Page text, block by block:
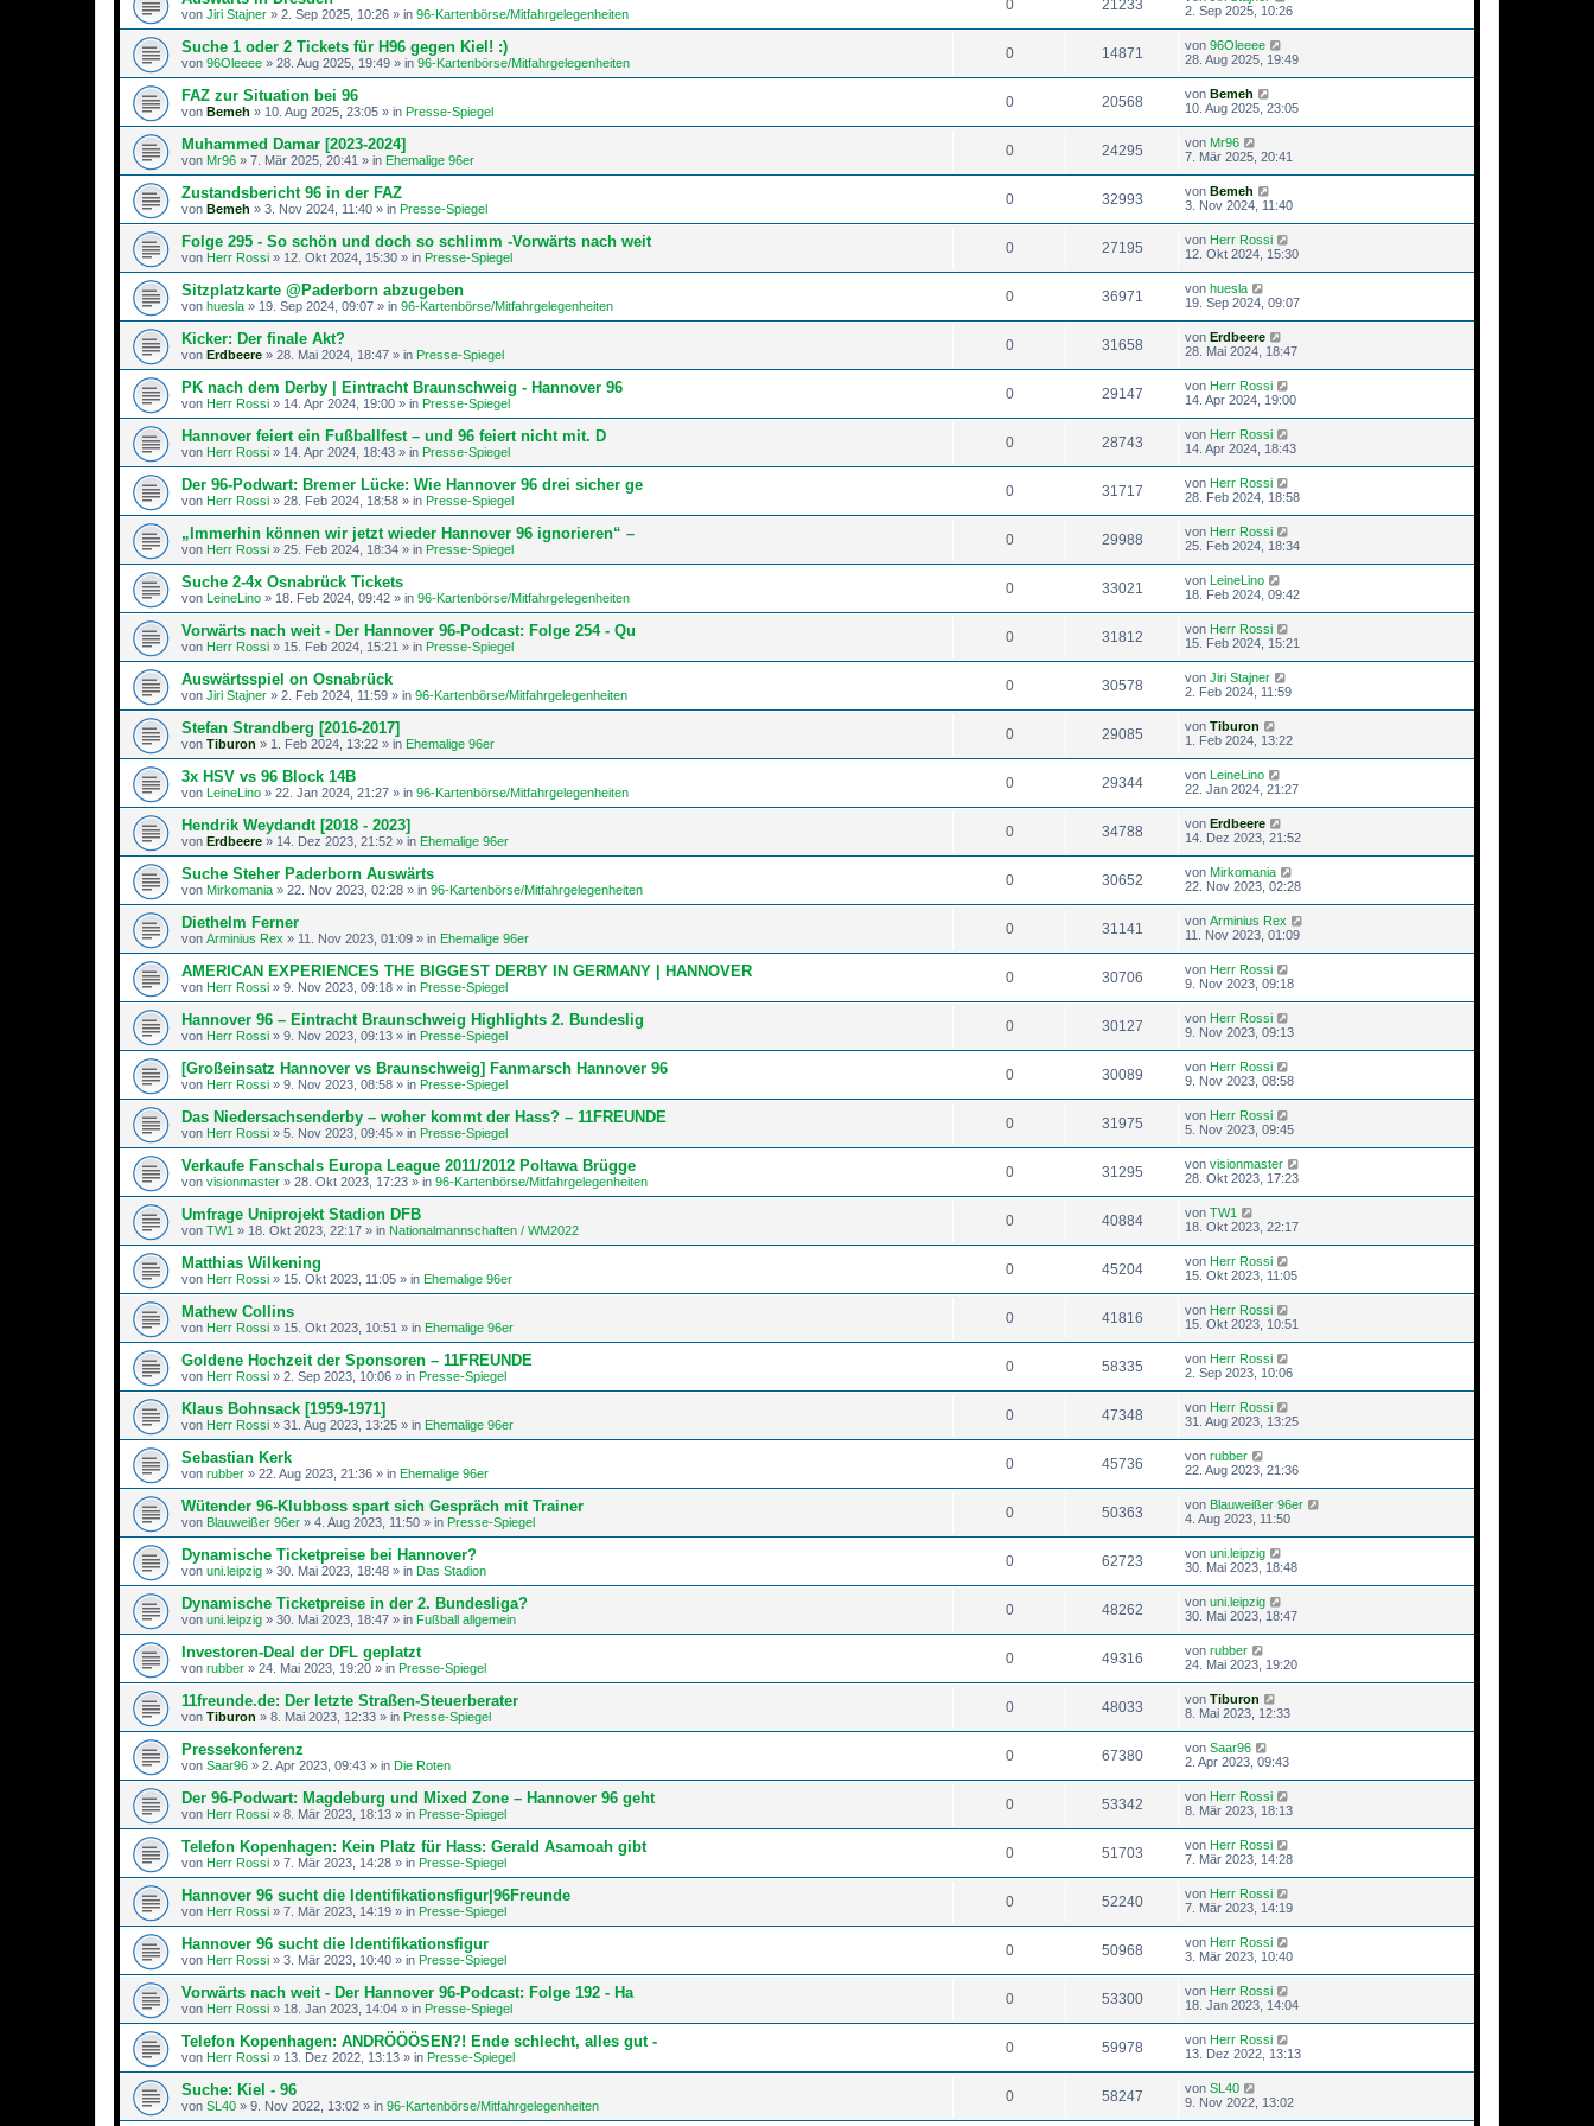
von Jiri Stajner » 2. Sep 2025, 10:26 » in 96-Kartenbörse/Mitfahrgelegenheiten
0 21233
2. Sep 2025, 10:26
Suche 1 oder 2 Tickets für H96 gegen Kiel! :)
von 96Oleeee » 28. Aug 2025, 19:49 » in 96-Kartenbörse/Mitfahrgelegenheiten
0 14871 von 96Oleeee
28. Aug 2025, 19:49
FAZ zur Situation bei 96
von Bemeh » 10. Aug 2025, 23:05 » in Presse-Spiegel
0 20568 von Bemeh
10. Aug 2025, 23:05
Muhammed Damar [2023-2024]
von Mr96 » 7. Mär 2025, 20:41 » in Ehemalige 96er
0 24295 von Mr96
7. Mär 2025, 20:41
Zustandsbericht 96 in der FAZ
von Bemeh » 3. Nov 2024, 11:40 » in Presse-Spiegel
0 32993 von Bemeh
3. Nov 2024, 11:40
Folge 295 - So schön und doch so schlimm -Vorwärts nach weit
von Herr Rossi » 12. Okt 2024, 15:30 » in Presse-Spiegel
0 27195 von Herr Rossi
12. Okt 2024, 15:30
Sitzplatzkarte @Paderborn abzugeben
von huesla » 19. Sep 2024, 09:07 » in 96-Kartenbörse/Mitfahrgelegenheiten
0 36971 von huesla
19. Sep 2024, 09:07
Kicker: Der finale Akt?
von Erdbeere » 28. Mai 2024, 18:47 » in Presse-Spiegel
0 31658 von Erdbeere
28. Mai 2024, 18:47
PK nach dem Derby | Eintracht Braunschweig - Hannover 96
von Herr Rossi » 14. Apr 2024, 19:00 » in Presse-Spiegel
0 29147 von Herr Rossi
14. Apr 2024, 19:00
Hannover feiert ein Fußballfest – und 96 feiert nicht mit. D
von Herr Rossi » 14. Apr 2024, 18:43 » in Presse-Spiegel
0 28743 von Herr Rossi
14. Apr 2024, 18:43
Der 96-Podwart: Bremer Lücke: Wie Hannover 96 drei sicher ge
von Herr Rossi » 28. Feb 2024, 18:58 » in Presse-Spiegel
0 31717 von Herr Rossi
28. Feb 2024, 18:58
„Immerhin können wir jetzt wieder Hannover 96 ignorieren“ –
von Herr Rossi » 25. Feb 2024, 18:34 » in Presse-Spiegel
0 29988 von Herr Rossi
25. Feb 2024, 18:34
Suche 2-4x Osnabrück Tickets
von LeineLino » 18. Feb 2024, 09:42 » in 96-Kartenbörse/Mitfahrgelegenheiten
0 33021 von LeineLino
18. Feb 2024, 09:42
Vorwärts nach weit - Der Hannover 96-Podcast: Folge 254 - Qu
von Herr Rossi » 15. Feb 2024, 15:21 » in Presse-Spiegel
0 31812 von Herr Rossi
15. Feb 2024, 15:21
Auswärtsspiel on Osnabrück
von Jiri Stajner » 2. Feb 2024, 11:59 » in 96-Kartenbörse/Mitfahrgelegenheiten
0 30578 von Jiri Stajner
2. Feb 2024, 11:59
Stefan Strandberg [2016-2017]
von Tiburon » 1. Feb 2024, 13:22 » in Ehemalige 96er
0 29085 von Tiburon
1. Feb 2024, 13:22
3x HSV vs 96 Block 14B
von LeineLino » 22. Jan 2024, 21:27 » in 96-Kartenbörse/Mitfahrgelegenheiten
0 29344 von LeineLino
22. Jan 2024, 21:27
Hendrik Weydandt [2018 - 2023]
von Erdbeere » 14. Dez 2023, 21:52 » in Ehemalige 96er
0 34788 von Erdbeere
14. Dez 2023, 21:52
Suche Steher Paderborn Auswärts
von Mirkomania » 22. Nov 2023, 02:28 » in 96-Kartenbörse/Mitfahrgelegenheiten
0 30652 von Mirkomania
22. Nov 2023, 02:28
Diethelm Ferner
von Arminius Rex » 11. Nov 2023, 01:09 » in Ehemalige 96er
0 31141 von Arminius Rex
11. Nov 2023, 01:09
AMERICAN EXPERIENCES THE BIGGEST DERBY IN GERMANY | HANNOVER
von Herr Rossi » 9. Nov 2023, 09:18 » in Presse-Spiegel
0 30706 von Herr Rossi
9. Nov 2023, 09:18
Hannover 96 – Eintracht Braunschweig Highlights 2. Bundeslig
von Herr Rossi » 9. Nov 2023, 09:13 » in Presse-Spiegel
0 30127 von Herr Rossi
9. Nov 2023, 09:13
[Großeinsatz Hannover vs Braunschweig] Fanmarsch Hannover 96
von Herr Rossi » 9. Nov 2023, 08:58 » in Presse-Spiegel
0 30089 von Herr Rossi
9. Nov 2023, 08:58
Das Niedersachsenderby – woher kommt der Hass? – 11FREUNDE
von Herr Rossi » 5. Nov 2023, 09:45 » in Presse-Spiegel
0 31975 von Herr Rossi
5. Nov 2023, 09:45
Verkaufe Fanschals Europa League 2011/2012 Poltawa Brügge
von visionmaster » 28. Okt 2023, 17:23 » in 96-Kartenbörse/Mitfahrgelegenheiten
0 31295 von visionmaster
28. Okt 2023, 17:23
Umfrage Uniprojekt Stadion DFB
von TW1 » 18. Okt 2023, 22:17 » in Nationalmannschaften / WM2022
0 40884 von TW1
18. Okt 2023, 22:17
Matthias Wilkening
von Herr Rossi » 15. Okt 2023, 11:05 » in Ehemalige 96er
0 45204 von Herr Rossi
15. Okt 2023, 11:05
Mathew Collins
von Herr Rossi » 15. Okt 2023, 10:51 » in Ehemalige 96er
0 41816 von Herr Rossi
15. Okt 2023, 10:51
Goldene Hochzeit der Sponsoren – 11FREUNDE
von Herr Rossi » 2. Sep 2023, 10:06 » in Presse-Spiegel
0 58335 von Herr Rossi
2. Sep 2023, 10:06
Klaus Bohnsack [1959-1971]
von Herr Rossi » 31. Aug 2023, 13:25 » in Ehemalige 96er
0 47348 von Herr Rossi
31. Aug 2023, 13:25
Sebastian Kerk
von rubber » 22. Aug 2023, 21:36 » in Ehemalige 96er
0 45736 von rubber
22. Aug 2023, 21:36
Wütender 96-Klubboss spart sich Gespräch mit Trainer
von Blauweißer 96er » 4. Aug 2023, 11:50 » in Presse-Spiegel
0 50363 von Blauweißer 96er
4. Aug 2023, 11:50
Dynamische Ticketpreise bei Hannover?
von uni.leipzig » 30. Mai 2023, 18:48 » in Das Stadion
0 62723 von uni.leipzig
30. Mai 2023, 18:48
Dynamische Ticketpreise in der 2. Bundesliga?
von uni.leipzig » 30. Mai 2023, 18:47 » in Fußball allgemein
0 48262 von uni.leipzig
30. Mai 2023, 18:47
Investoren-Deal der DFL geplatzt
von rubber » 24. Mai 2023, 19:20 » in Presse-Spiegel
0 49316 von rubber
24. Mai 2023, 19:20
11freunde.de: Der letzte Straßen-Steu­er­be­rater
von Tiburon » 8. Mai 2023, 12:33 » in Presse-Spiegel
0 48033 von Tiburon
8. Mai 2023, 12:33
Pressekonferenz
von Saar96 » 2. Apr 2023, 09:43 » in Die Roten
0 67380 von Saar96
2. Apr 2023, 09:43
Der 96-Podwart: Magdeburg und Mixed Zone – Hannover 96 geht
von Herr Rossi » 8. Mär 2023, 18:13 » in Presse-Spiegel
0 53342 von Herr Rossi
8. Mär 2023, 18:13
Telefon Kopenhagen: Kein Platz für Hass: Gerald Asamoah gibt
von Herr Rossi » 7. Mär 2023, 14:28 » in Presse-Spiegel
0 51703 von Herr Rossi
7. Mär 2023, 14:28
Hannover 96 sucht die Identifikationsfigur|96Freunde
von Herr Rossi » 7. Mär 2023, 14:19 » in Presse-Spiegel
0 52240 von Herr Rossi
7. Mär 2023, 14:19
Hannover 96 sucht die Identifikationsfigur
von Herr Rossi » 3. Mär 2023, 10:40 » in Presse-Spiegel
0 50968 von Herr Rossi
3. Mär 2023, 10:40
Vorwärts nach weit - Der Hannover 96-Podcast: Folge 192 - Ha
von Herr Rossi » 18. Jan 2023, 14:04 » in Presse-Spiegel
0 53300 von Herr Rossi
18. Jan 2023, 14:04
Telefon Kopenhagen: ANDRÖÖÖSEN?! Ende schlecht, alles gut -
von Herr Rossi » 13. Dez 2022, 13:13 » in Presse-Spiegel
0 59978 von Herr Rossi
13. Dez 2022, 13:13
Suche: Kiel - 96
von SL40 » 9. Nov 2022, 13:02 » in 96-Kartenbörse/Mitfahrgelegenheiten
0 58247 von SL40
9. Nov 2022, 13:02